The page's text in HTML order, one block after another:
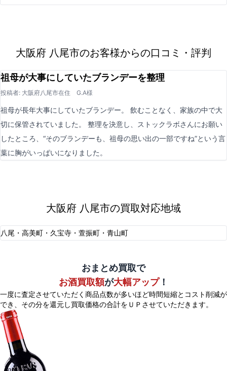
大阪府 八尾市のお客様からの口コミ・評判
祖母が大事にしていたブランデーを整理
投稿者: 大阪府八尾市在住 G.A様
祖母が長年大事にしていたブランデー。 飲むことなく、家族の中で大
切に保管されていました。 整理を決意し、ストックラボさんにお願い
したところ、“そのブランデーも、祖母の思い出の一部ですね”という言
葉に胸がいっぱいになりました。
大阪府 八尾市の買取対応地域
八尾・高美町・久宝寺・萱振町・青山町
おまとめ買取で
お酒買取額が大幅アップ！
一度に査定させていただく商品点数が多いほど時間短縮とコスト削減が
でき、 その分を還元し買取価格の合計をＵＰさせていただきます。